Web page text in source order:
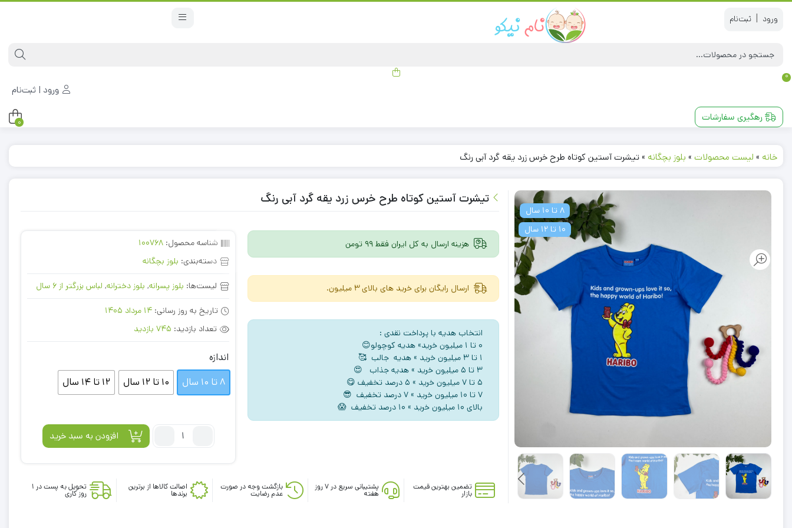
|
0
ورود | ثبت‌نام
رهگیری سفارشات 0
خانه » لیست محصولات » بلوز بچگانه »تیشرت آستین کوتاه طرح خرس زرد یقه گرد آبی رنگ
8 تا 10 سال
10 تا 12 سال
تیشرت آستین کوتاه طرح خرس زرد یقه گرد آبی رنگ
هزینه ارسال به کل ایران فقط 99 تومن
ارسال رایگان برای خرید های بالای 3 میلیون.
انتخاب هدیه با پرداخت نقدی :
۰ تا ۱ میلیون خرید» هدیه کوچولو😊
۱ تا ۳ میلیون خرید » هدیه جالب 🥰
۳ تا ۵ میلیون خرید » هدیه جذاب 😍
5 تا ۷ میلیون خرید » ۵ درصد تخفیف 😋
۷ تا ۱۰ میلیون خرید » ۷ درصد تخفیف 😎
بالای ۱۰ میلیون خرید » ۱۰ درصد تخفیف 😱
شناسه محصول: 100768
دسته‌بندی: بلوز بچگانه
لیست‌ها: بلوز پسرانه, بلوز دخترانه, لباس بزرگتر از 6 سال
تاریخ به روز رسانی: 14 مرداد 1405
تعداد بازدید: 745 بازدید
اندازه
8 تا 10 سال
10 تا 12 سال 12 تا 14 سال
تعداد:
طرح
افزودن به سبد خرید
تضمین بهترین قیمت
بازار
پشتیبانی سریع در ۷ روز
هفته
بازگشت وجه در صورت
عدم رضایت
اصالت کالاها از برترین
برندها
تحویل به پست در 1
روز کاری